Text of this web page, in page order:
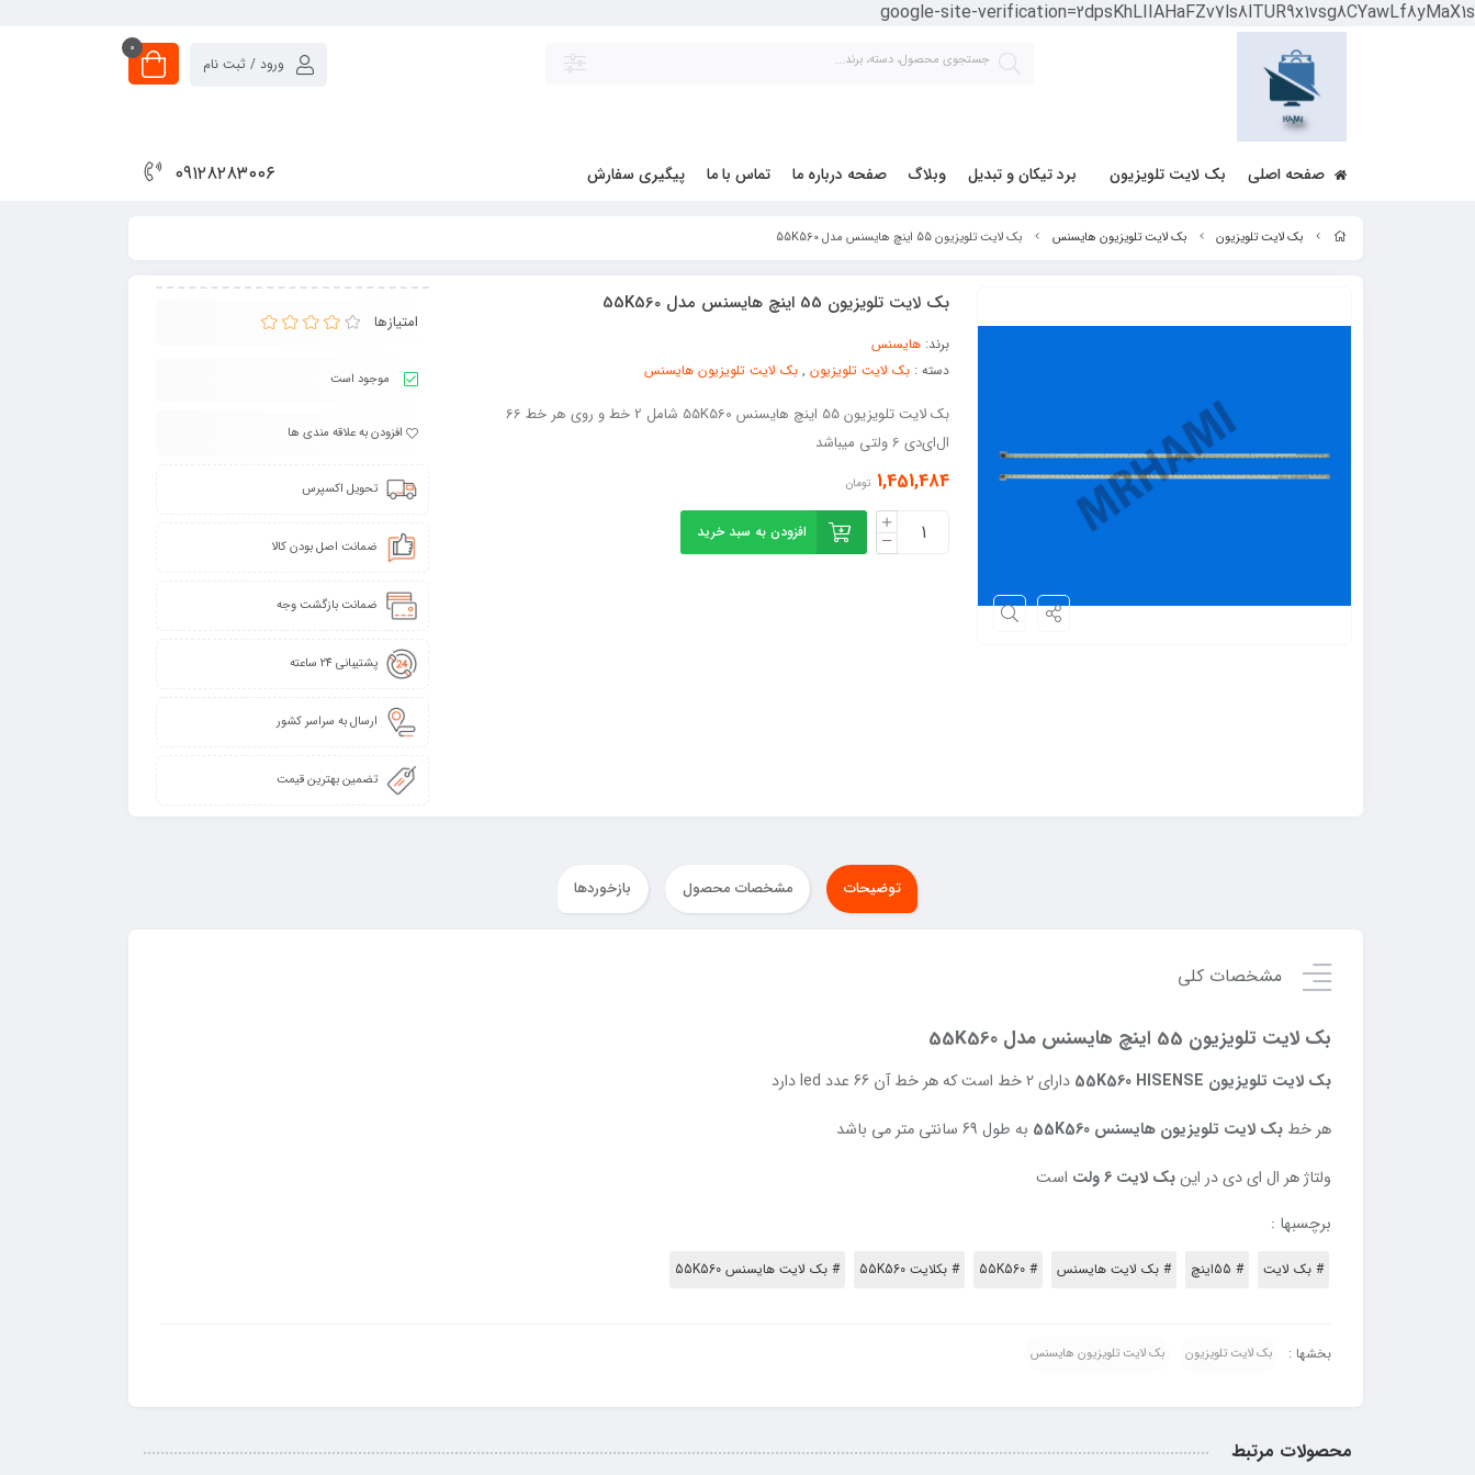
google-site-verification=2dpsKhLIIAHaFZv7ls8lTUR9x1vsg8CYawLf8yMaX1s
0
ورود / ثبت نام
صفحه اصلی بک لایت تلویزیون برد تیکان و تبدیل وبلاگ صفحه درباره ما تماس با ما پیگیری سفارش ۰۹۱۲۸۲۸۳۰۰۶
بک لایت تلویزیون بک لایت تلویزیون هایسنس بک لایت تلویزیون 55 اینچ هایسنس مدل 55K560
بک لایت تلویزیون 55 اینچ هایسنس مدل 55K560
برند: هایسنس
دسته : بک لایت تلویزیون, بک لایت تلویزیون هایسنس
بک لایت تلویزیون 55 اینچ هایسنس 55K560 شامل 2 خط و روی هر خط 66
ال‌ای‌دی 6 ولتی میباشد
1,451,484 تومان
افزودن به سبد خرید
امتیازها
موجود است
افزودن به علاقه مندی ها
تحویل اکسپرس
ضمانت اصل بودن کالا
ضمانت بازگشت وجه
پشتیبانی 24 ساعته
ارسال به سراسر کشور
تضمین بهترین قیمت
توضیحات مشخصات محصول بازخوردها
مشخصات کلی
بک لایت تلویزیون 55 اینچ هایسنس مدل 55K560
بک لایت تلویزیون 55K560 HISENSE
دارای 2 خط است که هر خط آن 66 عدد led دارد
هر خط بک لایت تلویزیون هایسنس 55K560
به طول 69 سانتی متر می باشد
ولتاژهر ال ایدیدر اینبک لایت ولت است
برچسبها :
# بک لایت # 55اینچ # بک لایت هایسنس # 55K560 # بکلایت 55K560 # بک لایت هایسنس 55K560
بخشها : بک لایت تلویزیون بک لایت تلویزیون هایسنس
محصولات مرتبط